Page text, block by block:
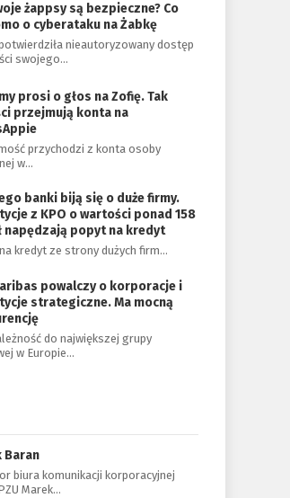
żappsy są bezpieczne? Co
o cyberataku na Żabkę
nieautoryzowany dostęp
swojego…
prosi o głos na Zofię. Tak
przejmują konta na
przychodzi z konta osoby
w…
banki biją się o duże firmy.
z KPO o wartości ponad 158
napędzają popyt na kredyt
kredyt ze strony dużych firm…
powalczy o korporacje i
strategiczne. Ma mocną
do największej grupy
w Europie…
Baran
biura komunikacji korporacyjnej
Marek…